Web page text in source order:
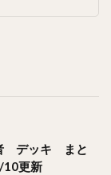
デッキ まと
更新